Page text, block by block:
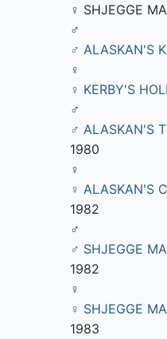
♀ SHJEGGE
♂
♂ ALASKAN'S
♀
♀ KERBY'S
♂
♂ ALASKAN'S
1980
♀
♀ ALASKAN'S
1982
♂
♂ SHJEGGE
1982
♀
♀ SHJEGGE
1983